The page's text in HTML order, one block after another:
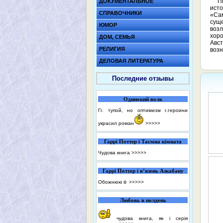
СПРАВОЧНИКИ
ЮМОР
ДОМ, СЕМЬЯ
РЕЛИГИЯ
ДЕЛОВАЯ ЛИТЕРАТУРА
Последние отзывы
Одинокий волк
Гг. тупой, но оптимизм г.героини
украсил роман >>>>>
Гаррі Поттер і Таємна кімната
Чудова книга >>>>>
Гаррі Поттер і в’язень Азкабану
Обожнюю☺️ >>>>>
Любовь в полдень
чудова книга, як і серія